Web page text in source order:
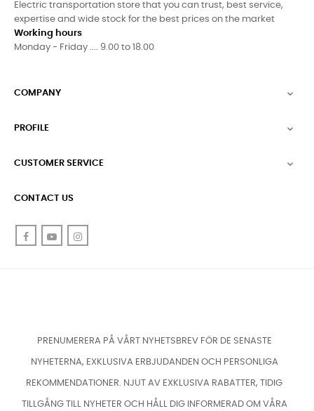
Electric transportation store that you can trust, best service,
expertise and wide stock for the best prices on the market
Working hours
Monday - Friday .... 9.00 to 18.00
COMPANY 
PROFILE 
CUSTOMER SERVICE 
CONTACT US
FacebookYouTube
PRENUMERERA PÅ VÅRT NYHETSBREV FÖR DE SENASTE
NYHETERNA, EXKLUSIVA ERBJUDANDEN OCH PERSONLIGA
REKOMMENDATIONER. NJUT AV EXKLUSIVA RABATTER, TIDIG
TILLGÅNG TILL NYHETER OCH HÅLL DIG INFORMERAD OM VÅRA